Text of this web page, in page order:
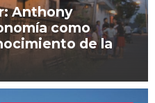
Anthony
como
de la